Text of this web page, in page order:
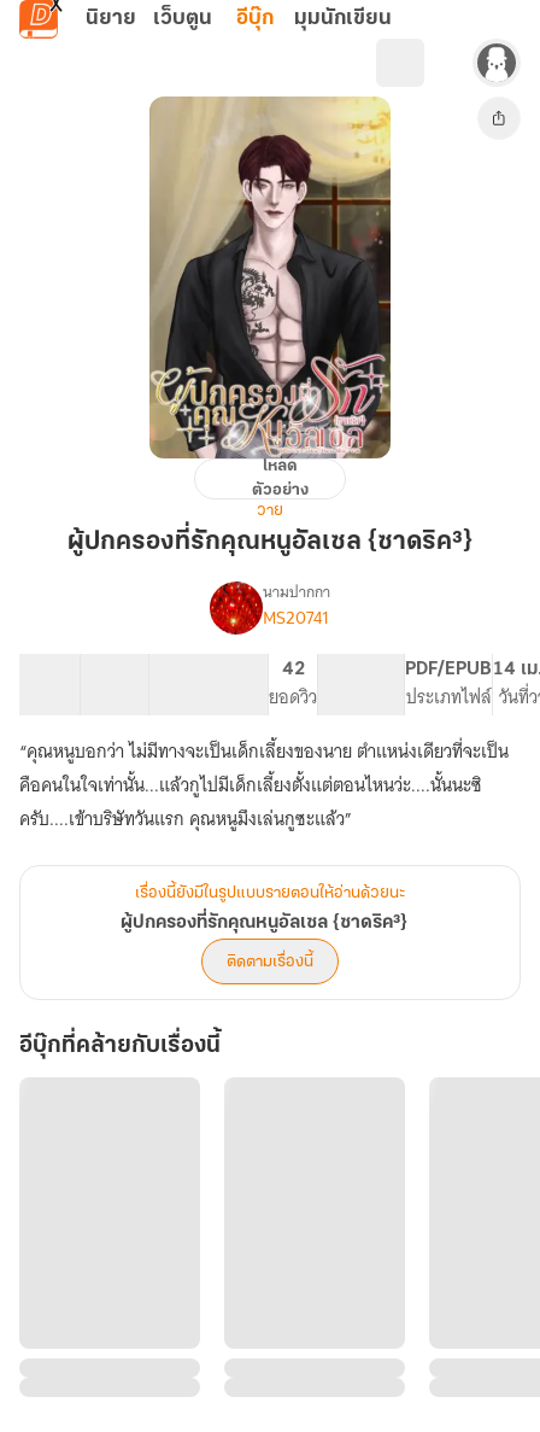
ข้ามไปยังเนื้อหาหลัก
นิยาย เว็บตูน อีบุ๊ก มุมนักเขียน
ปกครอง
ที่รัก
โหลด
ตัวอย่าง
วาย
ผู้ปกครองที่รักคุณหนูอัลเซล {ซาดริค³}
เรื่อง
ปกครอง
ที่รัก
คุณ
หนู
อัล
เซล
{ซา
ดริค³}
นามปากกา
MS20741
42
ยอดวิว
PDF/EPUB
ประเภทไฟล์
14 เ
วันที่
“คุณหนูบอกว่า ไม่มีทางจะเป็นเด็กเลี้ยงของนาย ตำแหน่งเดียวที่จะเป็น
คือคนในใจเท่านั้น...แล้วกูไปมีเด็กเลี้ยงตั้งแต่ตอนไหนว่ะ....นั้นนะซิ
ครับ....เข้าบริษัทวันแรก คุณหนูมึงเล่นกูซะแล้ว”
เรื่องนี้ยังมีในรูปแบบรายตอนให้อ่านด้วยนะ
ผู้ปกครองที่รักคุณหนูอัลเซล {ซาดริค³}
ติดตามเรื่องนี้
อีบุ๊กที่คล้ายกับเรื่องนี้